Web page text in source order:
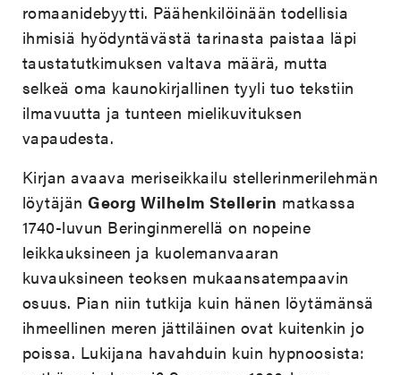
romaanidebyytti. Päähenkilöinään todellisia
ihmisiä hyödyntävästä tarinasta paistaa läpi
taustatutkimuksen valtava määrä, mutta
selkeä oma kaunokirjallinen tyyli tuo tekstiin
ilmavuutta ja tunteen mielikuvituksen
vapaudesta.
Kirjan avaava meriseikkailu stellerinmerilehmän
löytäjänGeorg Wilhelm Stellerin matkassa
1740-luvun Beringinmerellä on nopeine
leikkauksineen ja kuolemanvaaran
kuvauksineen teoksen mukaansatempaavin
osuus. Pian niin tutkija kuin hänen löytämänsä
ihmeellinen meren jättiläinen ovat kuitenkin jo
poissa. Lukijana havahduin kuin hypnoosista: